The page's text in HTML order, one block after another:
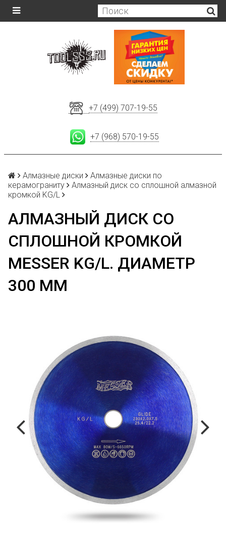
+7 (499) 707-19-55
+7 (968) 570-19-55
Алмазные диски
Алмазные диски по
керамограниту
Алмазный диск со сплошной алмазной
кромкой KG/L
АЛМАЗНЫЙ ДИСК СО
СПЛОШНОЙ КРОМКОЙ
MESSER KG/L. ДИАМЕТР
300 ММ